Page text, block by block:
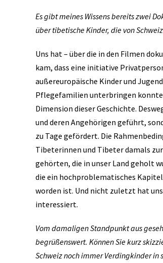
Es gibt meines Wissens bereits zwei
über tibetische Kinder, die von
Uns hat – über die in den Filmen
kam, dass eine initiative
außereuropäische Kinder und
Pflegefamilien unterbringen
Dimension dieser Geschichte.
und deren Angehörigen geführt,
zu Tage gefördert. Die
Tibeterinnen und Tibeter damals
gehörten, die in unser Land geholt
die ein hochproblematisches
worden ist. Und nicht zuletzt hat
interessiert.
Vom damaligen Standpunkt aus
begrüßenswert. Können Sie kurz
Schweiz noch immer Verdingkinder